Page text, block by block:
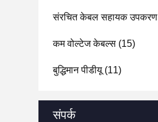
संरचित केबल सहायक उपकरण
कम वोल्टेज केबल्स (15)
बुद्धिमान पीडीयू (11)
संपर्क